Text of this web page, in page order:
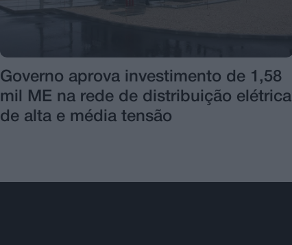
Governo aprova investimento de 1,58
mil ME na rede de distribuição elétrica
de alta e média tensão